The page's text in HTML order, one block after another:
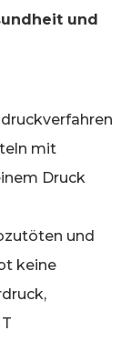
und
mit
Druck
und
keine